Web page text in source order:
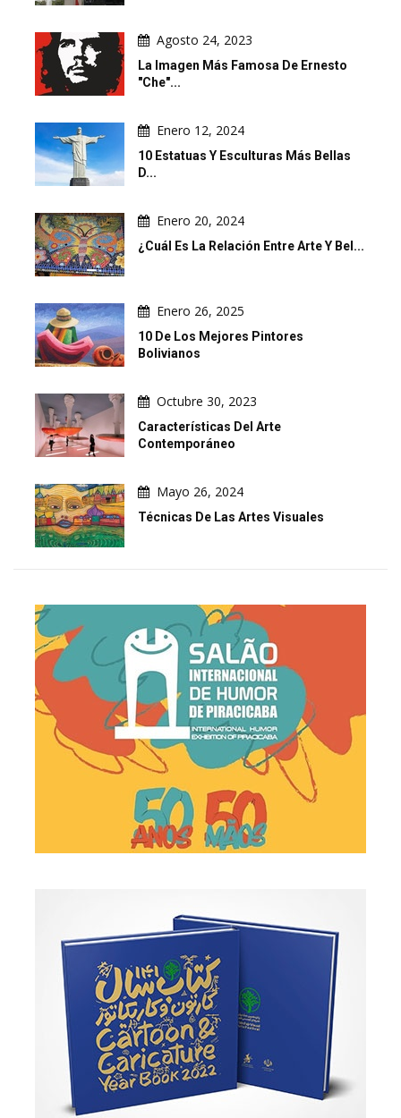
Agosto 24, 2023
La Imagen Más Famosa De Ernesto
"Che"...
Enero 12, 2024
10 Estatuas Y Esculturas Más Bellas
D...
Enero 20, 2024
¿Cuál Es La Relación Entre Arte Y Bel...
Enero 26, 2025
10 De Los Mejores Pintores
Bolivianos
Octubre 30, 2023
Características Del Arte
Contemporáneo
Mayo 26, 2024
Técnicas De Las Artes Visuales